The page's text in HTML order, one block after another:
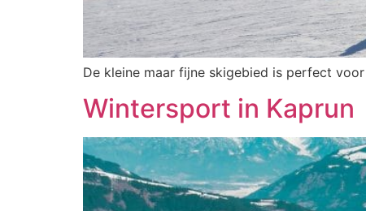
De kleine maar fijne skigebied is perfect
Wintersport in Kaprun